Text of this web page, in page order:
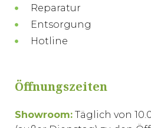
Reparatur
Entsorgung
Hotline
Öffnungszeiten
Showroom: Täglich von